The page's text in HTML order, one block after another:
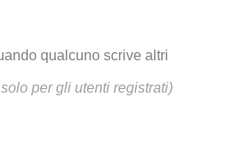
qualcuno scrive altri
per gli utenti registrati)